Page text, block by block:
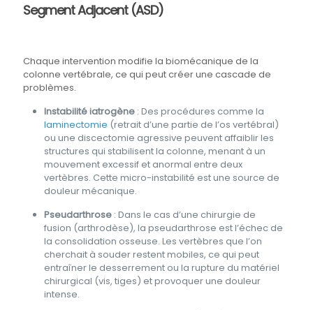
Segment Adjacent (ASD)
Chaque intervention modifie la biomécanique de la
colonne vertébrale, ce qui peut créer une cascade de
problèmes.
Instabilité iatrogène : Des procédures comme la
laminectomie (retrait d’une partie de l’os vertébral)
ou une discectomie agressive peuvent affaiblir les
structures qui stabilisent la colonne, menant à un
mouvement excessif et anormal entre deux
vertèbres. Cette micro-instabilité est une source de
douleur mécanique.
Pseudarthrose : Dans le cas d’une chirurgie de
fusion (arthrodèse), la pseudarthrose est l’échec de
la consolidation osseuse. Les vertèbres que l’on
cherchait à souder restent mobiles, ce qui peut
entraîner le desserrement ou la rupture du matériel
chirurgical (vis, tiges) et provoquer une douleur
intense.